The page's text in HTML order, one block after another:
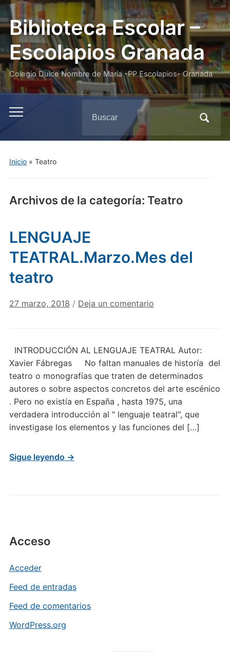
Biblioteca Escolar –
Escolapios Granada
Colegio Dulce Nombre de María -PP.Escolapios- Granada
Alternar
menú
móvil
Inicio» Teatro
Archivos de la categoría: Teatro
Acceso
Acceder
Feed de entradas
Feed de comentarios
WordPress.org
LENGUAJE
TEATRAL.Marzo.Mes del
teatro
27 marzo, 2018 / Deja un comentario
INTRODUCCIÓN AL LENGUAJE TEATRAL Autor:
Xavier Fábregas No faltan manuales de historía del
teatro o monografías que traten de determinados
autores o sobre aspectos concretos del arte escénico
. Pero no existía en España , hasta 1975, una
verdadera introducción al " lenguaje teatral", que
investigase los elementos y las funciones del […]
Sigue leyendo →